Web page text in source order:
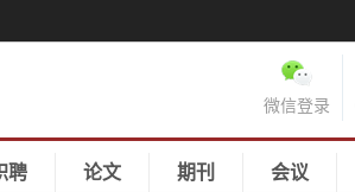
微信登录
聘 论文 期刊 会议